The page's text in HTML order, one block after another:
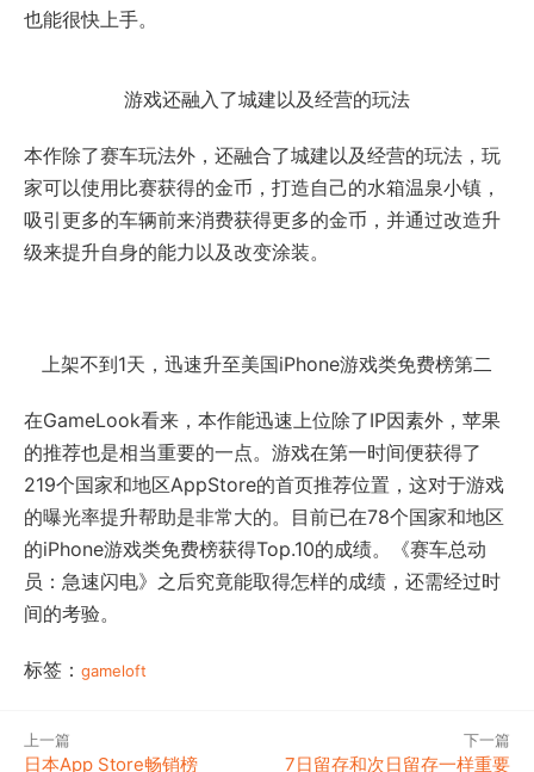
也能很快上手。
游戏还融入了城建以及经营的玩法
本作除了赛车玩法外，还融合了城建以及经营的玩法，玩
家可以使用比赛获得的金币，打造自己的水箱温泉小镇，
吸引更多的车辆前来消费获得更多的金币，并通过改造升
级来提升自身的能力以及改变涂装。
上架不到1天，迅速升至美国iPhone游戏类免费榜第二
在GameLook看来，本作能迅速上位除了IP因素外，苹果
的推荐也是相当重要的一点。游戏在第一时间便获得了
219个国家和地区AppStore的首页推荐位置，这对于游戏
的曝光率提升帮助是非常大的。目前已在78个国家和地区
的iPhone游戏类免费榜获得Top.10的成绩。《赛车总动
员：急速闪电》之后究竟能取得怎样的成绩，还需经过时
间的考验。
标签： gameloft
上一篇
日本App Store畅销榜
下一篇
7日留存和次日留存一样重要